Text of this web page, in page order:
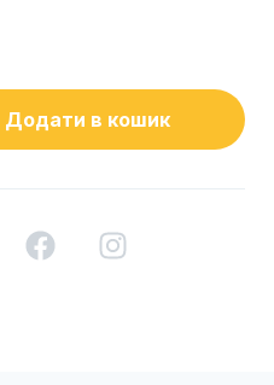
Додати в кошик